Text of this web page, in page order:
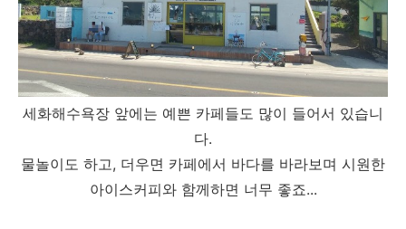
세화해수욕장 앞에는 예쁜 카페들도 많이 들어서 있습니
다.
물놀이도 하고, 더우면 카페에서 바다를 바라보며 시원한
아이스커피와 함께하면 너무 좋죠...